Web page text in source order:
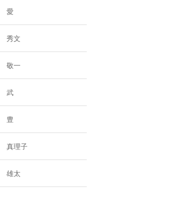
愛
秀文
敬一
武
豊
真理子
雄太